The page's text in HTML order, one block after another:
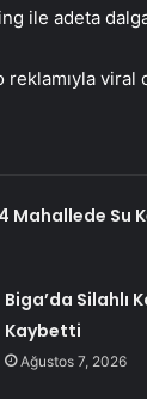
ile adeta
reklamıyla viral
Mahallede Su
Biga’da Silahlı
Kaybetti
Ağustos 7, 2026